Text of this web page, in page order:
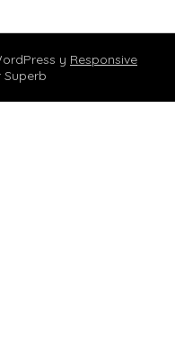
y Responsive